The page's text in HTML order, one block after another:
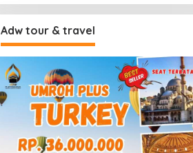
Adw tour & travel